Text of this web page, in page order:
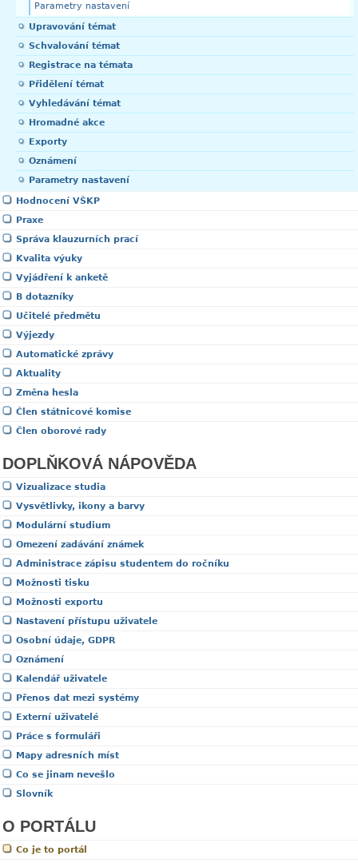
Parametry nastavení
Upravování témat
Schvalování témat
Registrace na témata
Přidělení témat
Vyhledávání témat
Hromadné akce
Exporty
Oznámení
Parametry nastavení
Hodnocení VŠKP
Praxe
Správa klauzurních prací
Kvalita výuky
Vyjádření k anketě
B dotazníky
Učitelé předmětu
Výjezdy
Automatické zprávy
Aktuality
Změna hesla
Člen státnicové komise
Člen oborové rady
DOPLŇKOVÁ NÁPOVĚDA
Vizualizace studia
Vysvětlivky, ikony a barvy
Modulární studium
Omezení zadávání známek
Administrace zápisu studentem do ročníku
Možnosti tisku
Možnosti exportu
Nastavení přístupu uživatele
Osobní údaje, GDPR
Oznámení
Kalendář uživatele
Přenos dat mezi systémy
Externí uživatelé
Práce s formuláři
Mapy adresních míst
Co se jinam nevešlo
Slovník
O PORTÁLU
Co je to portál